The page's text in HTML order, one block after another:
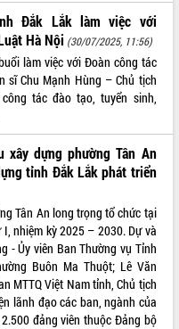
Đắk Lắk làm việc với
Hà Nội (30/07/2025, 11:56)
làm việc với Đoàn công tác
sĩ Chu Mạnh Hùng – Chủ tịch
tác đào tạo, tuyển sinh,
xây dựng phường Tân An
tỉnh Đắk Lắk phát triển
Tân An long trọng tổ chức tại
nhiệm kỳ 2025 – 2030. Dự và
- Ủy viên Ban Thường vụ Tỉnh
Buôn Ma Thuột; Lê Văn
MTTQ Việt Nam tỉnh, Chủ tịch
lãnh đạo các ban, ngành của
đảng viên thuộc Đảng bộ